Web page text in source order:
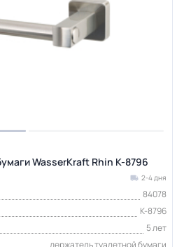
WasserKraft Rhin K-8796
2-4 дня
84078
K-8796
5 лет